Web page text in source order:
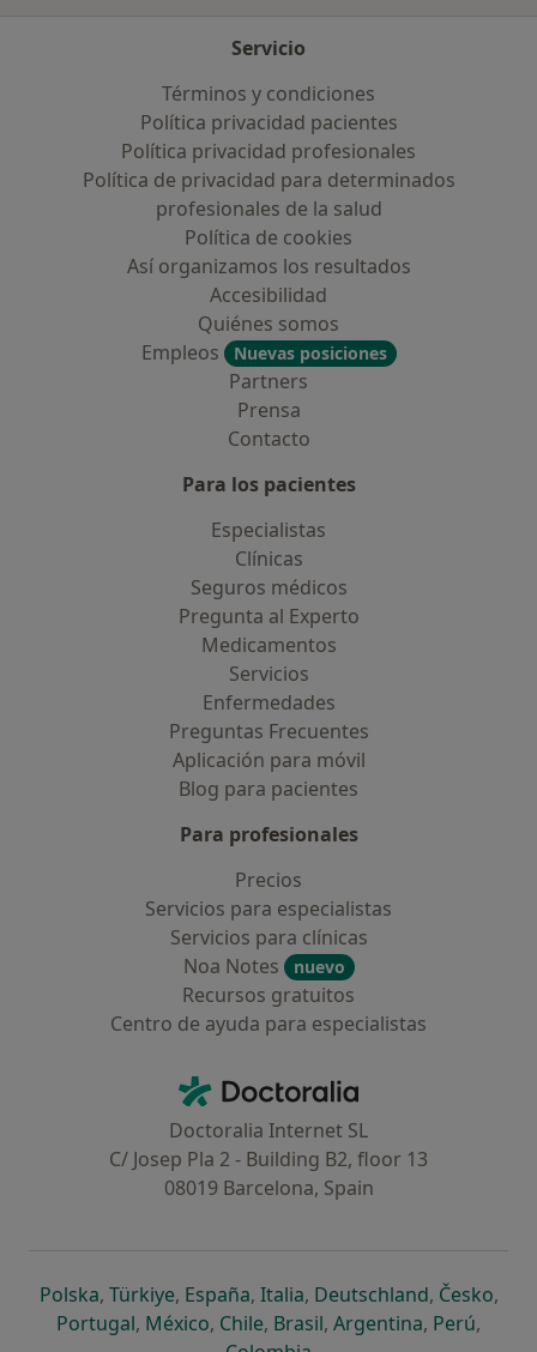
Servicio
Términos y condiciones
Política privacidad pacientes
Política privacidad profesionales
Política de privacidad para determinados
profesionales de la salud
Política de cookies
Así organizamos los resultados
Accesibilidad
Quiénes somos
Empleos
Nuevas posiciones
Partners
Prensa
Contacto
Para los pacientes
Especialistas
Clínicas
Seguros médicos
Pregunta al Experto
Medicamentos
Servicios
Enfermedades
Preguntas Frecuentes
Aplicación para móvil
Blog para pacientes
Para profesionales
Precios
Servicios para especialistas
Servicios para clínicas
Noa Notes
nuevo
Recursos gratuitos
Centro de ayuda para especialistas
Doctoralia - Página de inicio
Doctoralia Internet SL
C/ Josep Pla 2 - Building B2, floor 13
08019 Barcelona, Spain
Polskase abre en una nueva pestaña
, Türkiyese abre en una nueva pestaña
, Españase abre en una nueva pestaña
, Italiase abre en una nueva
, Deutschlandse abre en
, Českose
,
Portugalse abre en una nueva pestaña
, Méxicose abre en una nueva pestaña
, Chilese abre en una nueva pestaña
, Brasilse abre en una nueva
, Argentinase abre en
, Perúse
,